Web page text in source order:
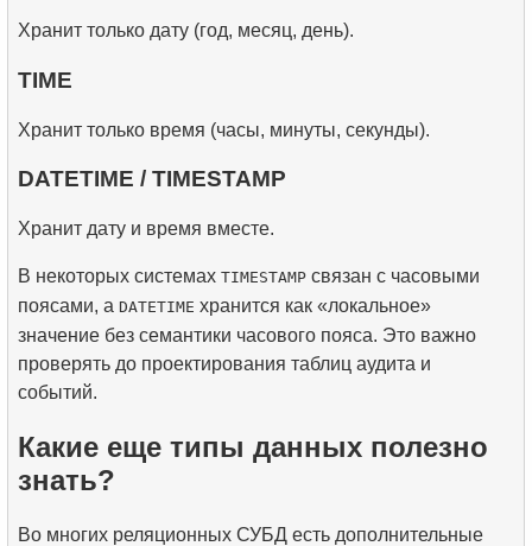
Хранит только дату (год, месяц, день).
TIME
Хранит только время (часы, минуты, секунды).
DATETIME / TIMESTAMP
Хранит дату и время вместе.
В некоторых системах TIMESTAMP связан с часовыми
поясами, а DATETIME хранится как «локальное»
значение без семантики часового пояса. Это важно
проверять до проектирования таблиц аудита и
событий.
Какие еще типы данных полезно
знать?
Во многих реляционных СУБД есть дополнительные